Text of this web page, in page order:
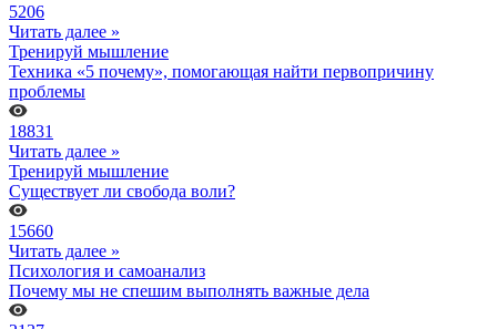
5206
Читать далее »
Тренируй мышление
Техника «5 почему», помогающая найти первопричину
проблемы
18831
Читать далее »
Тренируй мышление
Существует ли свобода воли?
15660
Читать далее »
Психология и самоанализ
Почему мы не спешим выполнять важные дела